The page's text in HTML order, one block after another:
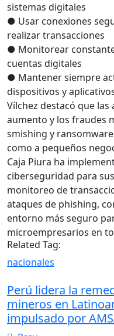
sistemas digitales
● Usar conexiones
realizar transacciones
● Monitorear
cuentas digitales
● Mantener siempre
dispositivos y
Vílchez destacó que
aumento y los fraudes
smishing y
como a pequeños
Caja Piura ha
ciberseguridad para
monitoreo de
ataques de phishing,
entorno más seguro
microempresarios en
Related Tag:
nacionales
Perú lidera la
mineros en
impulsado por